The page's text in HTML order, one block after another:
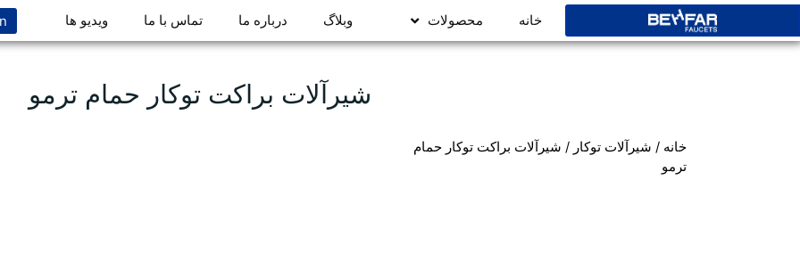
خانه محصولات وبلاگ درباره ما تماس با ما ویدیو ها
شیرآلات براکت توکار حمام ترمو
خانه / شیرآلات توکار / شیرآلات براکت توکار حمام
ترمو